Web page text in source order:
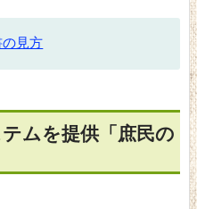
見方
ムを提供「庶民の